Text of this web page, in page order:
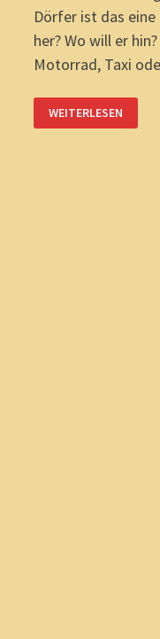
Dörfer ist das
her? Wo will er
Motorrad, Taxi
ISAAN-
WANDERUNGEN:
BAI
WEITERLESEN